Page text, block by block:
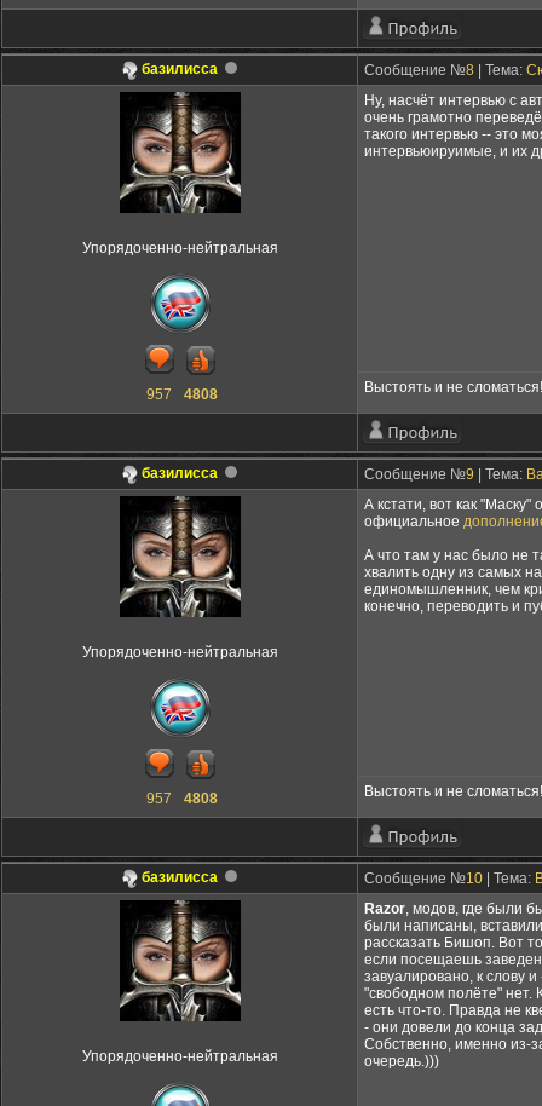
базилисса Сообщение №8 | Тема:
Упорядоченно-нейтральная
957 4808
Ну, насчёт интервью с
очень грамотно
такого интервью -- это
интервьюируимые, и их
Выстоять и не сломаться!
базилисса Сообщение №9 | Тема:
Упорядоченно-нейтральная
957 4808
А кстати, вот как
официальное
А что там у нас было не
хвалить одну из самых
единомышленник, чем
конечно, переводить и
Выстоять и не сломаться!
базилисса Сообщение №10 | Тема:
Упорядоченно-нейтральная
Razor, модов, где были
были написаны,
рассказать Бишоп. Вот
если посещаешь
завуалировано, к слову
"свободном полёте" нет.
есть что-то. Правда не
- они довели до конца
Собственно, именно из-
очередь.)))